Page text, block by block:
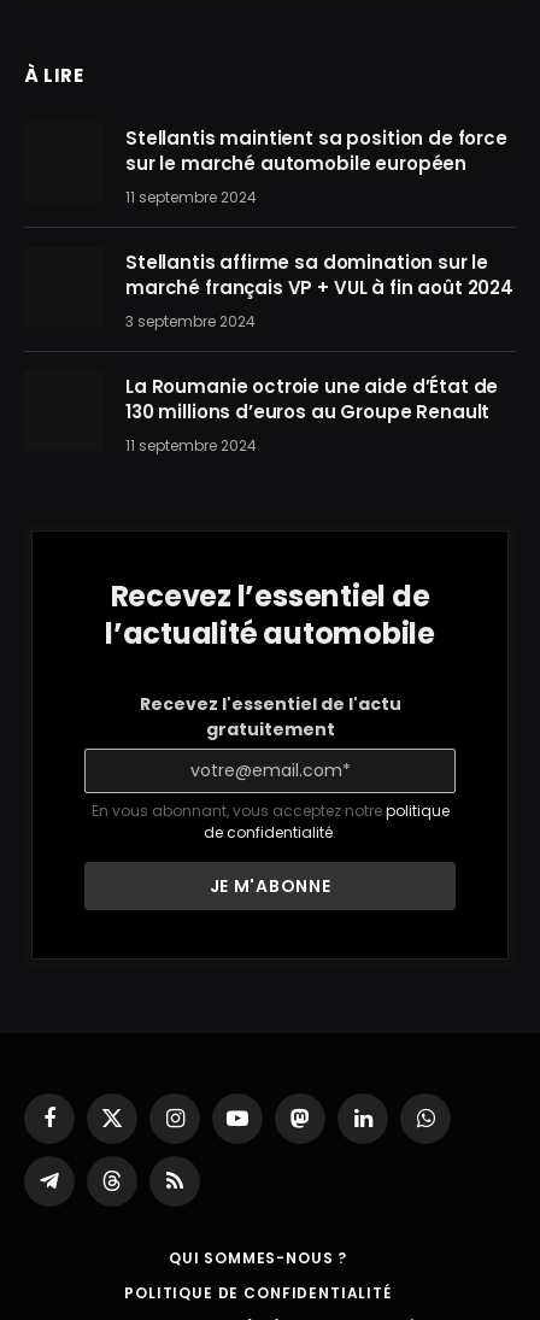
À LIRE
Stellantis maintient sa position de force
sur le marché automobile européen
11 septembre 2024
Stellantis affirme sa domination sur le
marché français VP + VUL à fin août 2024
3 septembre 2024
La Roumanie octroie une aide d’État de
130 millions d’euros au Groupe Renault
11 septembre 2024
Recevez l’essentiel de
l’actualité automobile
Recevez l'essentiel de l'actu
gratuitement
En vous abonnant, vous acceptez notrepolitique
de confidentialité.
Facebook
X
(Twitter)
InstagramYouTubeMastodonLinkedInWhatsApp
Partager
sur
ThreadsRSS
QUI SOMMES-NOUS ?
POLITIQUE DE CONFIDENTIALITÉ